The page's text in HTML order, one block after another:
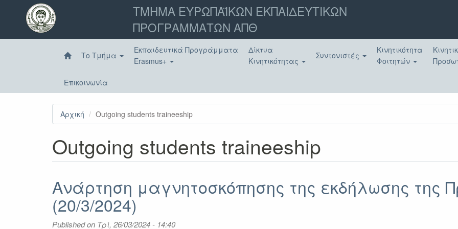
Παράκαμψη
κυρίως
ΤΜΗΜΑ ΕΥΡΩΠΑΪΚΩΝ ΕΚΠΑΙΔΕΥΤΙΚΩΝ
ΠΡΟΓΡΑΜΜΑΤΩΝ ΑΠΘ
Το Τμήμα
Εκπαιδευτικά Προγράμματα
Erasmus+
Δίκτυα
Κινητικότητας
Συντονιστές
Κινητικότητα
Φοιτητών
Επικοινωνία
Αρχική Outgoing students traineeship
Outgoing students traineeship
Ανάρτηση μαγνητοσκόπησης της εκδήλωσης της
(20/3/2024)
Published on Τρί, 26/03/2024 - 14:40